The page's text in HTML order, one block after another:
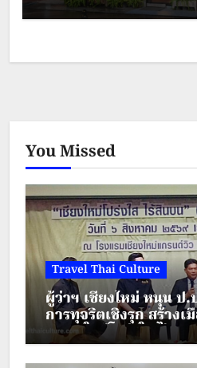
You Missed
Travel Thai Culture
ผู้ว่าฯ เชียงใหม่ หนุน ป
การทุจริตเชิงรุก สร้าง
“เชียงใหม่โปร่งใส ไร้สิน